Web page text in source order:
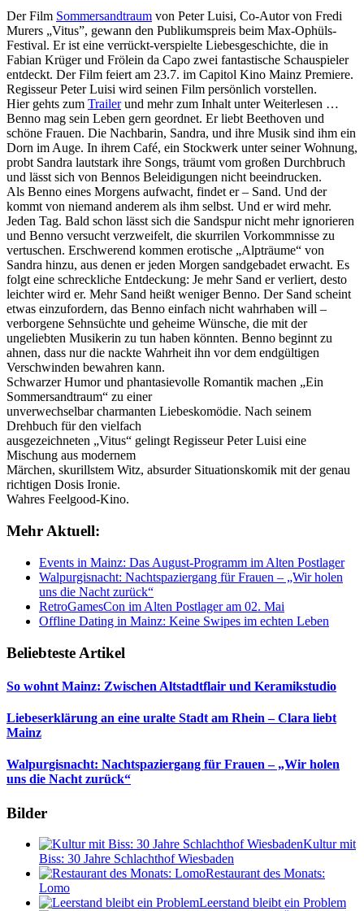
Der Film Sommersandtraum von Peter Luisi, Co-Autor von Fredi
Murers „Vitus”, gewann den Publikumspreis beim Max-Ophüls-
Festival. Er ist eine verrückt-verspielte Liebesgeschichte, die in
Fabian Krüger und Frölein da Capo zwei fantastische Schauspieler
entdeckt. Der Film feiert am 23.7. im Capitol Kino Mainz Premiere.
Regisseur Peter Luisi wird seinen Film persönlich vorstellen.
Hier gehts zum Trailerund mehr zum Inhalt unter Weiterlesen …
Benno mag sein Leben gern geordnet. Er liebt Beethoven und
schöne Frauen. Die Nachbarin, Sandra, und ihre Musik sind ihm ein
Dorn im Auge. In ihrem Café, ein Stockwerk unter seiner Wohnung,
probt Sandra lautstark ihre Songs, träumt vom großen Durchbruch
und lässt sich von Bennos Beleidigungen nicht beeindrucken.
Als Benno eines Morgens aufwacht, findet er – Sand. Und der
kommt von niemand anderem als ihm selbst. Und er wird mehr.
Jeden Tag. Bald schon lässt sich die Sandspur nicht mehr ignorieren
und Benno versucht verzweifelt, die skurrilen Vorkommnisse zu
vertuschen. Erschwerend kommen erotische „Alpträume“ von
Sandra hinzu, aus denen er jeden Morgen sandgebadet erwacht. Es
folgt eine schreckliche Entdeckung: Je mehr Sand er verliert, desto
leichter wird er. Mehr Sand heißt weniger Benno. Der Sand scheint
etwas einzufordern, das Benno einfach nicht wahrhaben will –
verborgene Sehnsüchte und geheime Wünsche, die mit der
ungeliebten Musikerin zu tun haben könnten. Benno beginnt zu
ahnen, dass nur die nackte Wahrheit ihn vor dem endgültigen
Verschwinden bewahren kann.
Schwarzer Humor und phantasievolle Romantik machen „Ein
Sommersandtraum“ zu einer
unverwechselbar charmanten Liebeskomödie. Nach seinem
Drehbuch für den vielfach
ausgezeichneten „Vitus“ gelingt Regisseur Peter Luisi eine
Mischung aus modernem
Märchen, skurillstem Witz, absurder Situationskomik mit der genau
richtigen Dosis Ironie.
Wahres Feelgood-Kino.
Mehr Aktuell:
Events in Mainz: Das August-Programm im Alten Postlager
Walpurgisnacht: Nachtspaziergang für Frauen – „Wir holen
uns die Nacht zurück“
RetroGamesCon im Alten Postlager am 02. Mai
Offline Dating in Mainz: Keine Swipes im echten Leben
Beliebteste Artikel
So wohnt Mainz: Zwischen Altstadtflair und Keramikstudio
Liebeserklärung an eine uralte Stadt am Rhein – Clara liebt
Mainz
Walpurgisnacht: Nachtspaziergang für Frauen – „Wir holen
uns die Nacht zurück“
Bilder
Kultur mit
Biss: 30 Jahre Schlachthof Wiesbaden
Restaurant des Monats:
Lomo
Leerstand bleibt ein Problem